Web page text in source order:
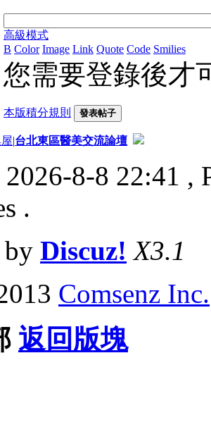
高級模式
B Color Image Link Quote Code Smilies
您需要登錄後才
本版積分規則 發表帖子
|台北東區醫美交流論壇
8-8 22:41 ,
.
by Discuz! X3.1
Comsenz Inc.
返回版塊